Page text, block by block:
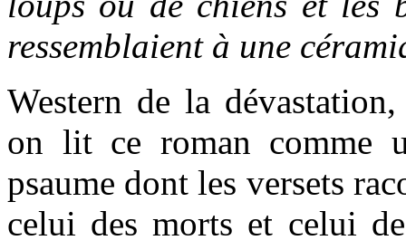
ressemblaient à une
Western de la
on lit ce roman comme
psaume dont les versets
celui des morts et celui